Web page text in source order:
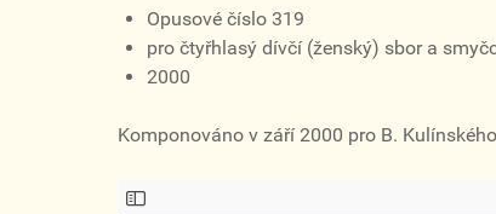
Opusové číslo 319
pro čtyřhlasý dívčí (ženský) sbor a
2000
Komponováno v září 2000 pro B.